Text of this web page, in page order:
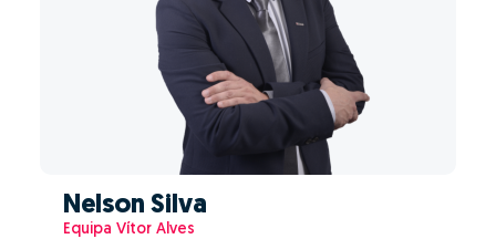
Nelson Silva
Equipa Vítor Alves